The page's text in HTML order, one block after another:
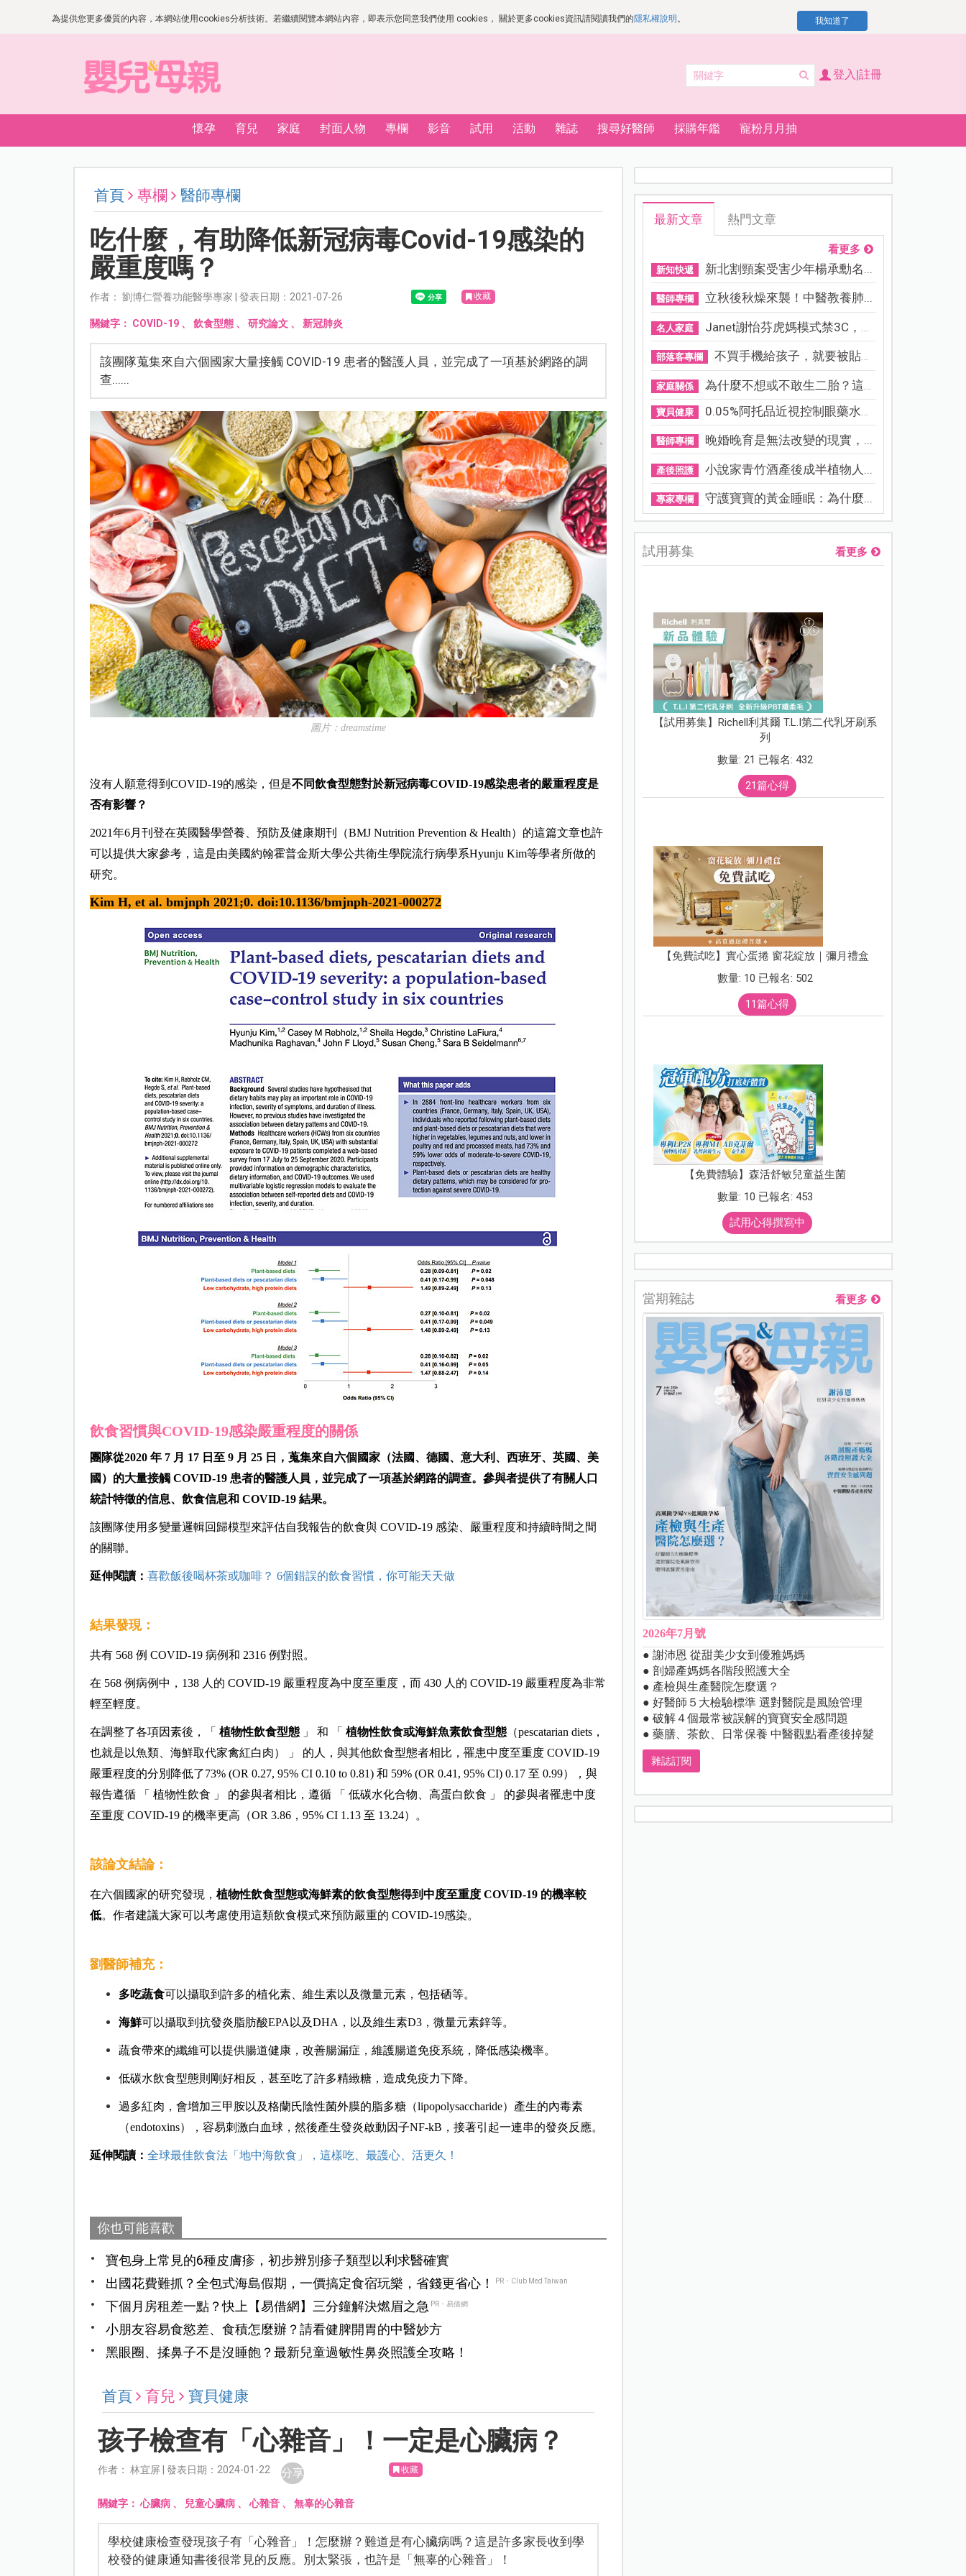
為提供您更多優質的內容，本網站使用cookies分析技術。若繼續閱覽本網站內容，即表示您同意我們使用 cookies， 關於更多cookies資訊請閱讀我們的隱私權說明 。 我知道了
登入|註冊
懷孕 育兒 家庭 封面人物 專欄 影音 試用 活動 雜誌 搜尋好醫師 採購年鑑 寵粉月月抽
首頁 專欄 醫師專欄
吃什麼，有助降低新冠病毒Covid-19感染的
嚴重度嗎？
作者： 劉博仁營養功能醫學專家 | 發表日期：2021-07-26 收藏
關鍵字： COVID-19、 飲食型態、 研究論文、 新冠肺炎
該團隊蒐集來自六個國家大量接觸 COVID-19 患者的醫護人員，並完成了一項基於網路的調
查......
圖片：dreamstime
沒有人願意得到COVID-19的感染，但是不同飲食型態對於新冠病毒COVID-19感染患者的嚴重程度是
否有影響？
2021年6月刊登在英國醫學營養、預防及健康期刊（BMJ Nutrition Prevention & Health）的這篇文章也許
可以提供大家參考，這是由美國約翰霍普金斯大學公共衛生學院流行病學系Hyunju Kim等學者所做的
研究。
Kim H, et al. bmjnph 2021;0. doi:10.1136/bmjnph-2021-000272
飲食習慣與COVID-19感染嚴重程度的關係
團隊從2020 年 7 月 17 日至 9 月 25 日，蒐集來自六個國家（法國、德國、意大利、西班牙、英國、美
國）的大量接觸 COVID-19 患者的醫護人員，並完成了一項基於網路的調查。參與者提供了有關人口
統計特徵的信息、飲食信息和 COVID-19 結果。
該團隊使用多變量邏輯回歸模型來評估自我報告的飲食與 COVID-19 感染、嚴重程度和持續時間之間
的關聯。
延伸閱讀： 喜歡飯後喝杯茶或咖啡？ 6個錯誤的飲食習慣，你可能天天做
結果發現：
共有 568 例 COVID-19 病例和 2316 例對照。
在 568 例病例中，138 人的 COVID-19 嚴重程度為中度至重度，而 430 人的 COVID-19 嚴重程度為非常
輕至輕度。
在調整了各項因素後，「 植物性飲食型態」 和 「 植物性飲食或海鮮魚素飲食型態（pescatarian diets，
也就是以魚類、海鮮取代家禽紅白肉） 」 的人，與其他飲食型態者相比，罹患中度至重度 COVID-19
嚴重程度的分別降低了73% (OR 0.27, 95% CI 0.10 to 0.81) 和 59% (OR 0.41, 95% CI) 0.17 至 0.99），與
報告遵循 「 植物性飲食 」 的參與者相比，遵循 「 低碳水化合物、高蛋白飲食 」 的參與者罹患中度
至重度 COVID-19 的機率更高（OR 3.86，95% CI 1.13 至 13.24）。
該論文結論：
在六個國家的研究發現， 植物性飲食型態或海鮮素的飲食型態得到中度至重度 COVID-19 的機率較
低。作者建議大家可以考慮使用這類飲食模式來預防嚴重的 COVID-19感染。
劉醫師補充：
多吃蔬食可以攝取到許多的植化素、維生素以及微量元素，包括硒等。
海鮮可以攝取到抗發炎脂肪酸EPA以及DHA，以及維生素D3，微量元素鋅等。
蔬食帶來的纖維可以提供腸道健康，改善腸漏症，維護腸道免疫系統，降低感染機率。
低碳水飲食型態則剛好相反，甚至吃了許多精緻糖，造成免疫力下降。
過多紅肉，會增加三甲胺以及格蘭氏陰性菌外膜的脂多糖（lipopolysaccharide）產生的內毒素
（endotoxins），容易刺激白血球，然後產生發炎啟動因子NF-kB，接著引起一連串的發炎反應。
延伸閱讀： 全球最佳飲食法「地中海飲食」，這樣吃、最護心、活更久！
你也可能喜歡
寶包身上常見的6種皮膚疹，初步辨別疹子類型以利求醫確實
出國花費難抓？全包式海島假期，一價搞定食宿玩樂，省錢更省心！
PR・Club Med Taiwan
下個月房租差一點？快上【易借網】三分鐘解決燃眉之急 PR・易借網
小朋友容易食慾差、食積怎麼辦？請看健脾開胃的中醫妙方
黑眼圈、揉鼻子不是沒睡飽？最新兒童過敏性鼻炎照護全攻略！
首頁 育兒 寶貝健康
孩子檢查有「心雜音」！一定是心臟病？
作者： 林宜屏 | 發表日期：2024-01-22 分享 收藏
關鍵字：心臟病 、 兒童心臟病 、心雜音 、無辜的心雜音
學校健康檢查發現孩子有「心雜音」！怎麼辦？難道是有心臟病嗎？這是許多家長收到學
校發的健康通知書後很常見的反應。別太緊張，也許是「無辜的心雜音」！
最新文章 熱門文章
看更多
新知快遞 新北割頸案受害少年楊承勳名...
醫師專欄 立秋後秋燥來襲！中醫教養肺...
名人家庭 Janet謝怡芬虎媽模式禁3C，看...
部落客專欄 不買手機給孩子，就要被貼「...
家庭關係 為什麼不想或不敢生二胎？這8...
寶貝健康 0.05%阿托品近視控制眼藥水納...
醫師專欄 晚婚晚育是無法改變的現實，...
產後照護 小說家青竹酒產後成半植物人...
專家專欄 守護寶寶的黃金睡眠：為什麼...
試用募集 看更多
【試用募集】Richell利其爾 T.L.I第二代乳牙刷系
列
數量: 21 已報名: 432
21篇心得
【免費試吃】實心蛋捲 窗花綻放｜彌月禮盒
數量: 10 已報名: 502
11篇心得
【免費體驗】森活舒敏兒童益生菌
數量: 10 已報名: 453
試用心得撰寫中
當期雜誌 看更多
2026年7月號
● 謝沛恩 從甜美少女到優雅媽媽
● 剖婦產媽媽各階段照護大全
● 產檢與生產醫院怎麼選？
● 好醫師５大檢驗標準 選對醫院是風險管理
● 破解４個最常被誤解的寶寶安全感問題
● 藥膳、茶飲、日常保養 中醫觀點看產後掉髮
雜誌訂閱